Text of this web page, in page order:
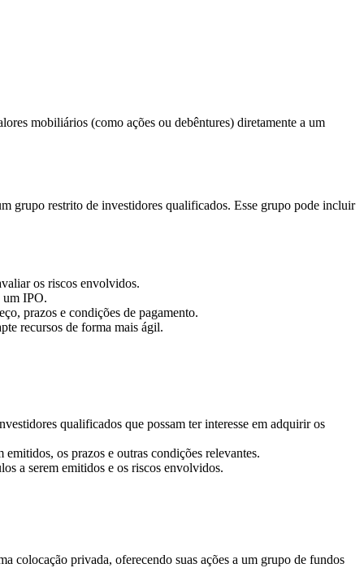
mobiliários (como ações ou debêntures) diretamente a um
grupo restrito de investidores qualificados. Esse grupo pode incluir
os riscos envolvidos.
um IPO.
prazos e condições de pagamento.
recursos de forma mais ágil.
qualificados que possam ter interesse em adquirir os
os prazos e outras condições relevantes.
a serem emitidos e os riscos envolvidos.
colocação privada, oferecendo suas ações a um grupo de fundos